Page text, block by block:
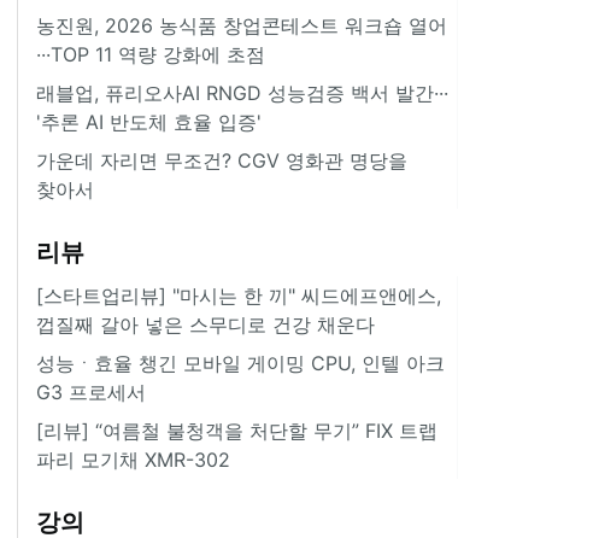
농진원, 2026 농식품 창업콘테스트 워크숍 열어
···TOP 11 역량 강화에 초점
래블업, 퓨리오사AI RNGD 성능검증 백서 발간···
'추론 AI 반도체 효율 입증'
가운데 자리면 무조건? CGV 영화관 명당을
찾아서
리뷰
[스타트업리뷰] "마시는 한 끼" 씨드에프앤에스,
껍질째 갈아 넣은 스무디로 건강 채운다
성능ㆍ효율 챙긴 모바일 게이밍 CPU, 인텔 아크
G3 프로세서
[리뷰] “여름철 불청객을 처단할 무기” FIX 트랩
파리 모기채 XMR-302
강의